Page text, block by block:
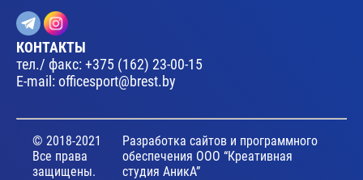
КОНТАКТЫ
тел./ факс: +375 (162) 23-00-15
E-mail: officesport@brest.by
© 2018-2021
Все права
защищены.
Разработка сайтов и программного
обеспечения ООО “Креативная
студия АникА”